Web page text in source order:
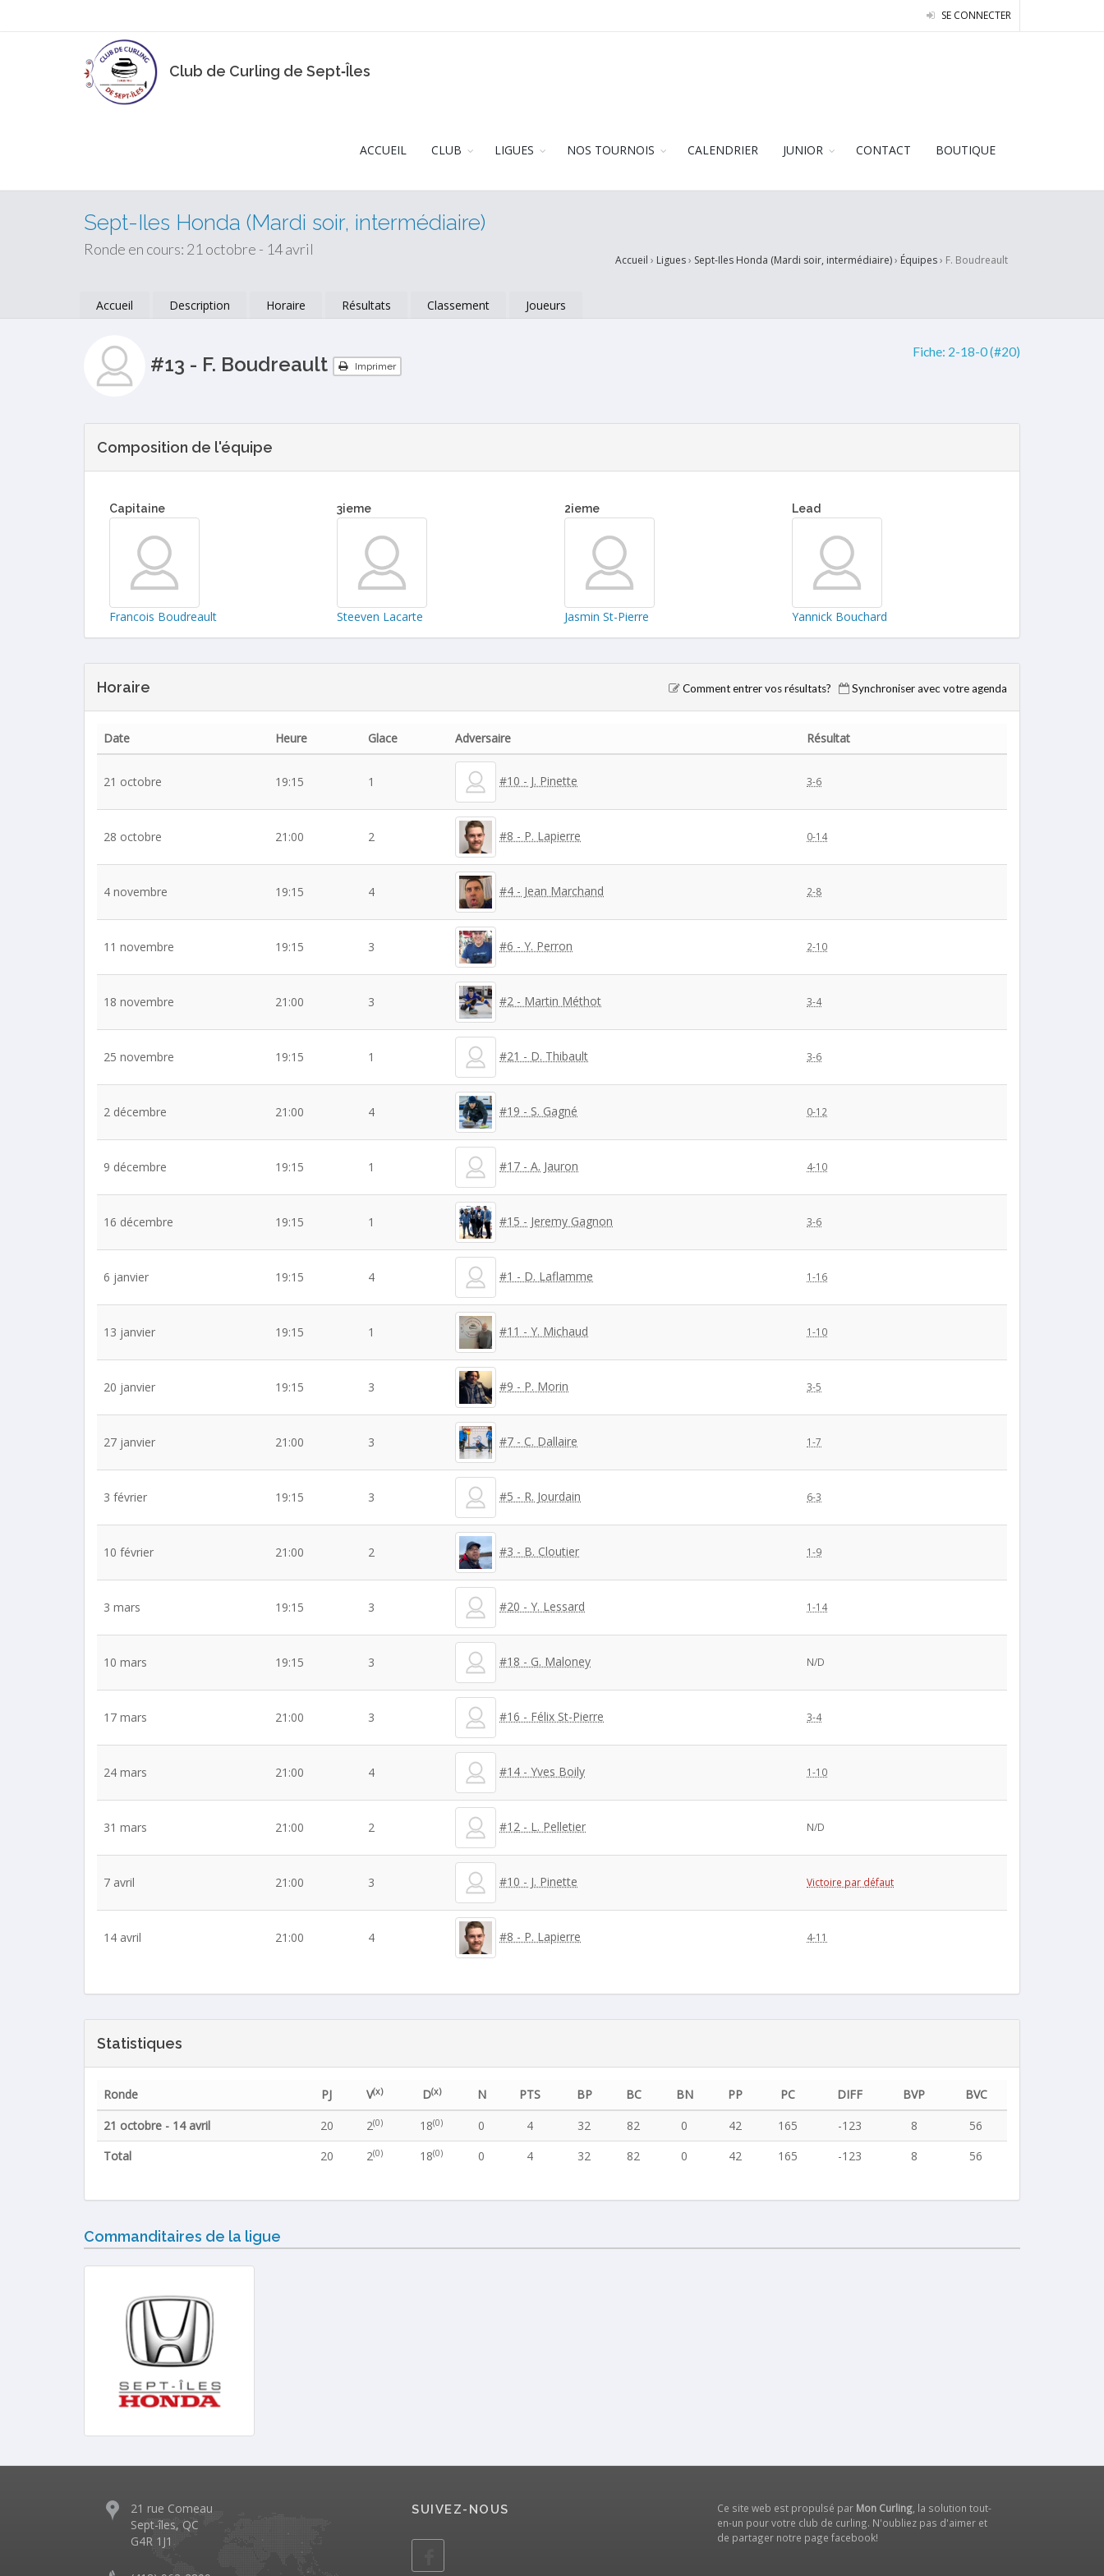
SE CONNECTER
Club de Curling de Sept‑Îles
ACCUEIL CLUB LIGUES NOS TOURNOIS CALENDRIER JUNIOR CONTACT BOUTIQUE
Sept-Iles Honda (Mardi soir, intermédiaire)
Ronde en cours: 21 octobre - 14 avril
Accueil › Ligues› Sept-Iles Honda (Mardi soir, intermédiaire)› Équipes› F. Boudreault
Accueil Description Horaire Résultats Classement Joueurs
#13 - F. Boudreault Imprimer
Fiche: 2-18-0 (#20)
Composition de l'équipe
Capitaine
Francois Boudreault
3ieme
Steeven Lacarte
2ieme
Jasmin St-Pierre
Lead
Yannick Bouchard
Horaire Comment entrer vos résultats? Synchroniser avec votre agenda
Date Heure Glace Adversaire Résultat
21 octobre 19:15 1 #10 - J. Pinette 3-6
28 octobre 21:00 2 #8 - P. Lapierre 0-14
4 novembre 19:15 4 #4 - Jean Marchand 2-8
11 novembre 19:15 3 #6 - Y. Perron 2-10
18 novembre 21:00 3 #2 - Martin Méthot 3-4
25 novembre 19:15 1 #21 - D. Thibault 3-6
2 décembre 21:00 4 #19 - S. Gagné 0-12
9 décembre 19:15 1 #17 - A. Jauron 4-10
16 décembre 19:15 1 #15 - Jeremy Gagnon 3-6
6 janvier 19:15 4 #1 - D. Laflamme 1-16
13 janvier 19:15 1 #11 - Y. Michaud 1-10
20 janvier 19:15 3 #9 - P. Morin 3-5
27 janvier 21:00 3 #7 - C. Dallaire 1-7
3 février 19:15 3 #5 - R. Jourdain 6-3
10 février 21:00 2 #3 - B. Cloutier 1-9
3 mars 19:15 3 #20 - Y. Lessard 1-14
10 mars 19:15 3 #18 - G. Maloney N/D
17 mars 21:00 3 #16 - Félix St-Pierre 3-4
24 mars 21:00 4 #14 - Yves Boily 1-10
31 mars 21:00 2 #12 - L. Pelletier N/D
7 avril 21:00 3 #10 - J. Pinette Victoire par défaut
14 avril 21:00 4 #8 - P. Lapierre 4-11
Statistiques
Ronde PJ V(x) D(x) N PTS BP BC BN PP PC DIFF BVP
BVC
21 octobre - 14 avril
20 2(0) 18(0) 0 4 32 82 0 42 165 -123 8
56
Total
20 2(0) 18(0) 0 4 32 82 0 42 165 -123 8 56
Commanditaires de la ligue
21 rue Comeau
Sept-îles, QC
G4R 1J1
SUIVEZ-NOUS Ce site web est propulsé par Mon Curling , la solution tout-
en-un pour votre club de curling. N'oubliez pas d'aimer et
de partager notre page facebook!